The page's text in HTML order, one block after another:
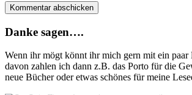
Danke sagen….
Wenn ihr mögt könnt ihr mich gern mit ein paar
davon zahlen ich dann z.B. das Porto für die
neue Bücher oder etwas schönes für meine